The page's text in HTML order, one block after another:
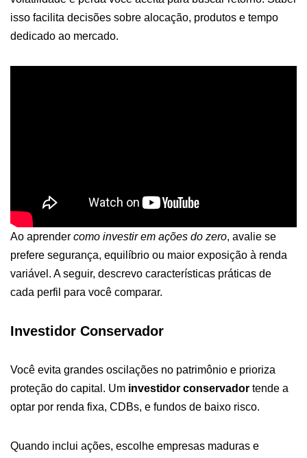
isso facilita decisões sobre alocação, produtos e tempo
dedicado ao mercado.
Ao aprender como investir em ações do zero, avalie se
prefere segurança, equilíbrio ou maior exposição à renda
variável. A seguir, descrevo características práticas de
cada perfil para você comparar.
Investidor Conservador
Você evita grandes oscilações no patrimônio e prioriza
proteção do capital. Um investidor conservador tende a
optar por renda fixa, CDBs, e fundos de baixo risco.
Quando inclui ações, escolhe empresas maduras e